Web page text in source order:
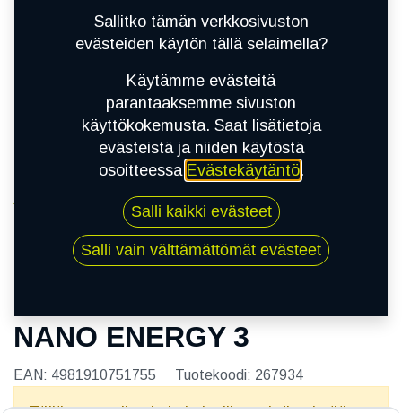
185/65R15 88T TOYO NANO ENERGY 3
NANO ENERGY 3
EAN: 4981910751755 Tuotekoodi: 267934
Sallitko tämän verkkosivuston
evästeiden käytön tällä selaimella?
Käytämme evästeitä
parantaaksemme sivuston
käyttökokemusta. Saat lisätietoja
evästeistä ja niiden käytöstä
osoitteessa Evästekäytäntö.
Salli kaikki evästeet
Salli vain välttämättömät evästeet